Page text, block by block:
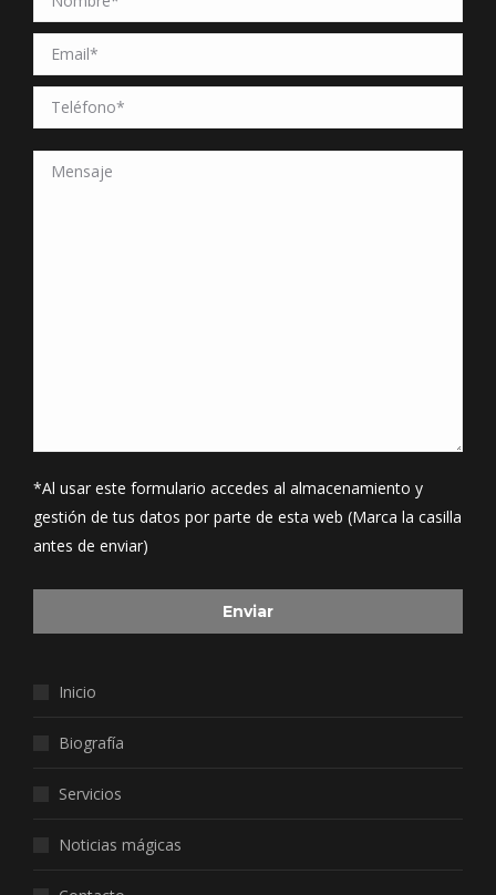
*Al usar este formulario accedes al almacenamiento y
gestión de tus datos por parte de esta web (Marca la casilla
antes de enviar)
Inicio
Biografía
Servicios
Noticias mágicas